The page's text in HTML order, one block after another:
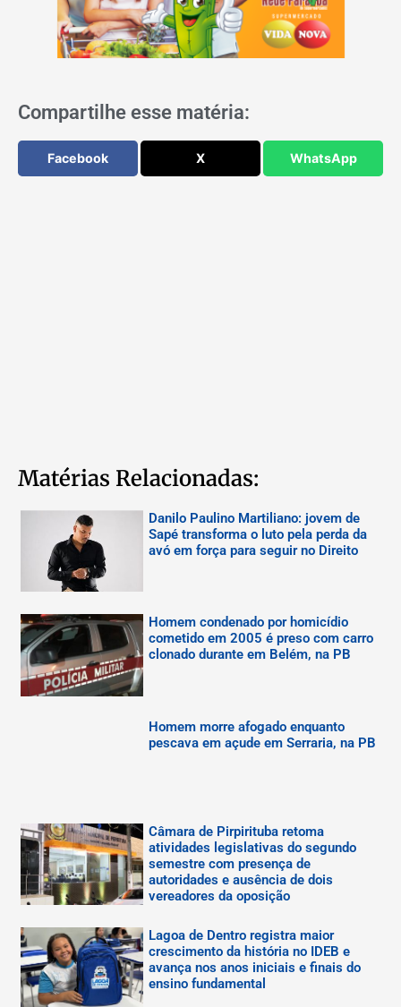
Compartilhe esse matéria:
Facebook X WhatsApp
Matérias Relacionadas:
Danilo Paulino Martiliano: jovem de
Sapé transforma o luto pela perda da
avó em força para seguir no Direito
Homem condenado por homicídio
cometido em 2005 é preso com carro
clonado durante em Belém, na PB
Homem morre afogado enquanto
pescava em açude em Serraria, na PB
Câmara de Pirpirituba retoma
atividades legislativas do segundo
semestre com presença de
autoridades e ausência de dois
vereadores da oposição
Lagoa de Dentro registra maior
crescimento da história no IDEB e
avança nos anos iniciais e finais do
ensino fundamental